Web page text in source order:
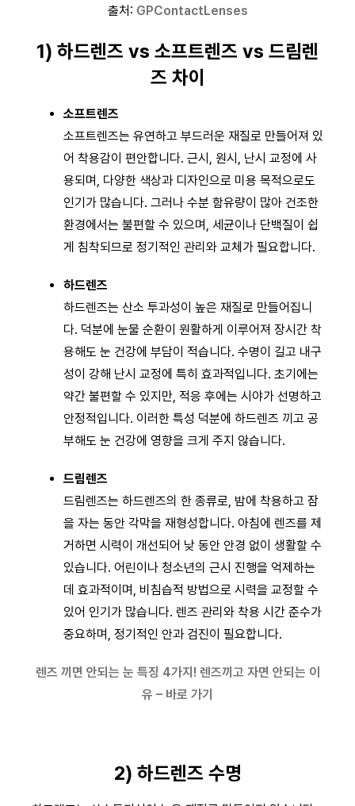
출처: GPContactLenses
1) 하드렌즈 vs 소프트렌즈 vs 드림렌
즈 차이
소프트렌즈
소프트렌즈는 유연하고 부드러운 재질로 만들어져 있
어 착용감이 편안합니다. 근시, 원시, 난시 교정에 사
용되며, 다양한 색상과 디자인으로 미용 목적으로도
인기가 많습니다. 그러나 수분 함유량이 많아 건조한
환경에서는 불편할 수 있으며, 세균이나 단백질이 쉽
게 침착되므로 정기적인 관리와 교체가 필요합니다.
하드렌즈
하드렌즈는 산소 투과성이 높은 재질로 만들어집니
다. 덕분에 눈물 순환이 원활하게 이루어져 장시간 착
용해도 눈 건강에 부담이 적습니다. 수명이 길고 내구
성이 강해 난시 교정에 특히 효과적입니다. 초기에는
약간 불편할 수 있지만, 적응 후에는 시야가 선명하고
안정적입니다. 이러한 특성 덕분에 하드렌즈 끼고 공
부해도 눈 건강에 영향을 크게 주지 않습니다.
드림렌즈
드림렌즈는 하드렌즈의 한 종류로, 밤에 착용하고 잠
을 자는 동안 각막을 재형성합니다. 아침에 렌즈를 제
거하면 시력이 개선되어 낮 동안 안경 없이 생활할 수
있습니다. 어린이나 청소년의 근시 진행을 억제하는
데 효과적이며, 비침습적 방법으로 시력을 교정할 수
있어 인기가 많습니다. 렌즈 관리와 착용 시간 준수가
중요하며, 정기적인 안과 검진이 필요합니다.
렌즈 끼면 안되는 눈 특징 4가지! 렌즈끼고 자면 안되는 이
유 – 바로 가기
2) 하드렌즈 수명